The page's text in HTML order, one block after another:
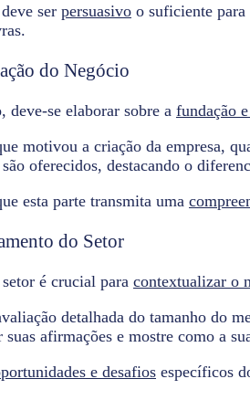
ser persuasivo o suficiente
do Negócio
deve-se elaborar sobre a fundação
motivou a criação da empresa,
oferecidos, destacando o
esta parte transmita uma
do Setor
é crucial para contextualizar o
detalhada do tamanho do
suas afirmações e mostre como a
e desafios específicos